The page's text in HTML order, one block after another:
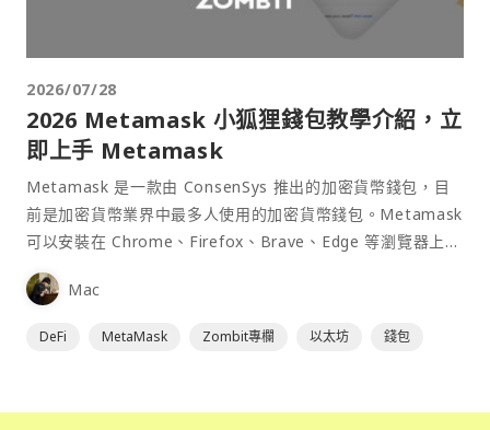
2026/07/28
2026 Metamask 小狐狸錢包教學介紹，立
即上手 Metamask
Metamask 是一款由 ConsenSys 推出的加密貨幣錢包，目
前是加密貨幣業界中最多人使用的加密貨幣錢包。Metamask
可以安裝在 Chrome、Firefox、Brave、Edge 等瀏覽器上作
為插件使用，具備許多功能且使用上非常方便。
Mac
DeFi MetaMask Zombit專欄 以太坊 錢包